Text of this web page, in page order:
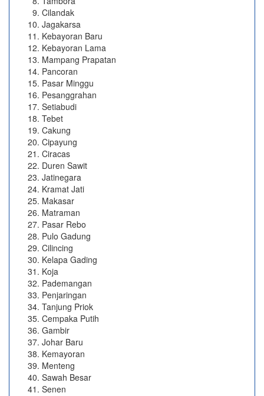
Cilandak
Jagakarsa
Kebayoran Baru
Kebayoran Lama
Mampang Prapatan
Pancoran
Pasar Minggu
Pesanggrahan
Setiabudi
Tebet
Cakung
Cipayung
Ciracas
Duren Sawit
Jatinegara
Kramat Jati
Makasar
Matraman
Pasar Rebo
Pulo Gadung
Cilincing
Kelapa Gading
Koja
Pademangan
Penjaringan
Tanjung Priok
Cempaka Putih
Gambir
Johar Baru
Kemayoran
Menteng
Sawah Besar
Senen